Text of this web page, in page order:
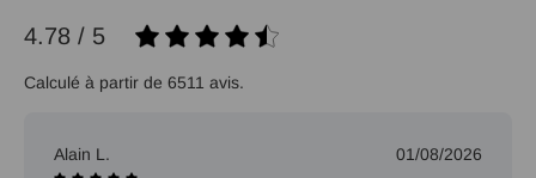
4.78 / 5
Calculé à partir de 6511 avis.
Alain L. 01/08/2026